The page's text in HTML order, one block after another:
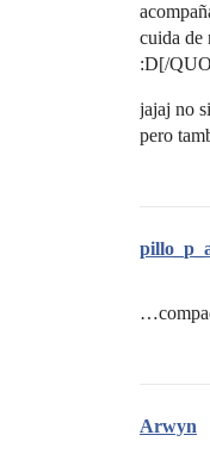
cuida de
:D[/
jajaj no
pero
Arwyn